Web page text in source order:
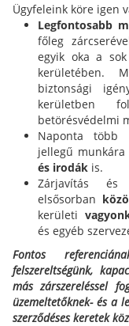
Ügyfeleink köre igen
Legfontosabb
főleg
egyik oka a
kerületében.
biztonsági
kerületben
betörésvédelmi
Naponta több
jellegű
és irodák is.
Zárjavítás és
elsősorban
kerületi
és egyéb
Fontos
felszereltségünk,
más zárszereléssel
üzemeltetőknek- és a
szerződéses keretek